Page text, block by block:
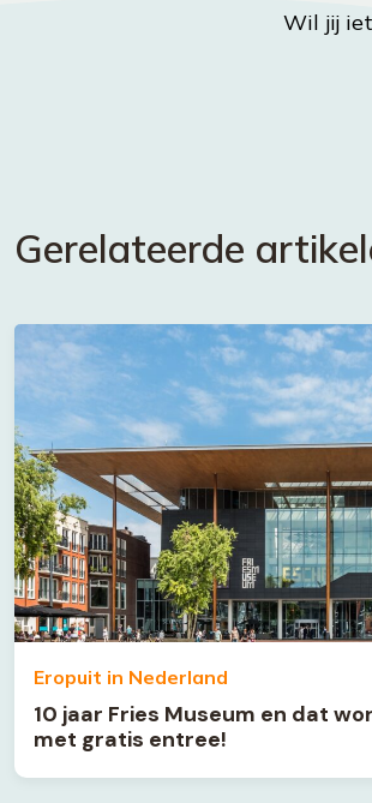
Wil jij
Gerelateerde
Eropuit in Nederland
10 jaar Fries Museum en dat
met gratis entree!